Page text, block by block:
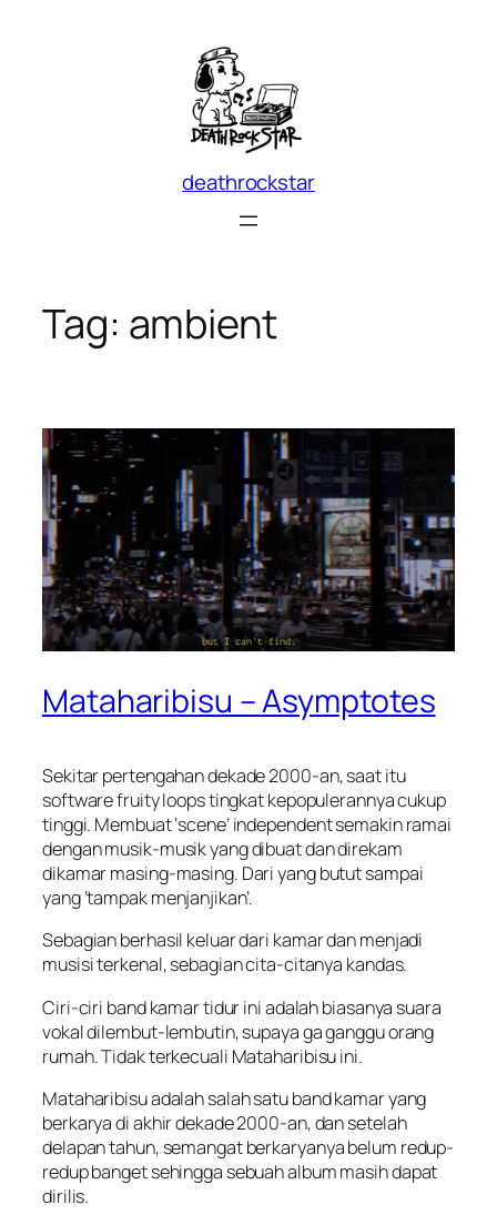
deathrockstar
Tag: ambient
Mataharibisu – Asymptotes
Sekitar pertengahan dekade 2000-an, saat itu
software fruity loops tingkat kepopulerannya cukup
tinggi. Membuat ‘scene’ independent semakin ramai
dengan musik-musik yang dibuat dan direkam
dikamar masing-masing. Dari yang butut sampai
yang ‘tampak menjanjikan’.
Sebagian berhasil keluar dari kamar dan menjadi
musisi terkenal, sebagian cita-citanya kandas.
Ciri-ciri band kamar tidur ini adalah biasanya suara
vokal dilembut-lembutin, supaya ga ganggu orang
rumah. Tidak terkecuali Mataharibisu ini.
Mataharibisu adalah salah satu band kamar yang
berkarya di akhir dekade 2000-an, dan setelah
delapan tahun, semangat berkaryanya belum redup-
redup banget sehingga sebuah album masih dapat
dirilis.